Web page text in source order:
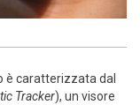
è caratterizzata dal
Tracker), un visore